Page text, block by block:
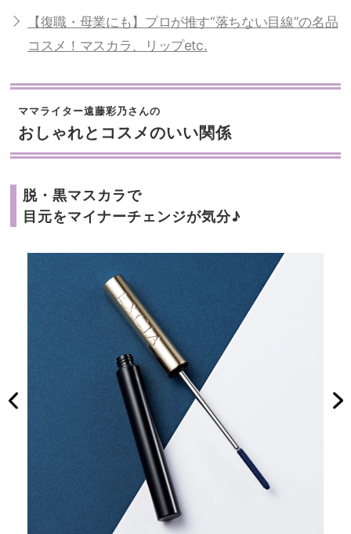
【復職・母業にも】プロが推す“落ちない目線”の名品
コスメ！マスカラ、リップetc.
ママライター遠藤彩乃さんの
おしゃれとコスメのいい関係
脱・黒マスカラで
目元をマイナーチェンジが気分♪